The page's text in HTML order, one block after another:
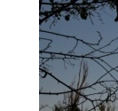
und Kultur
Notfälle